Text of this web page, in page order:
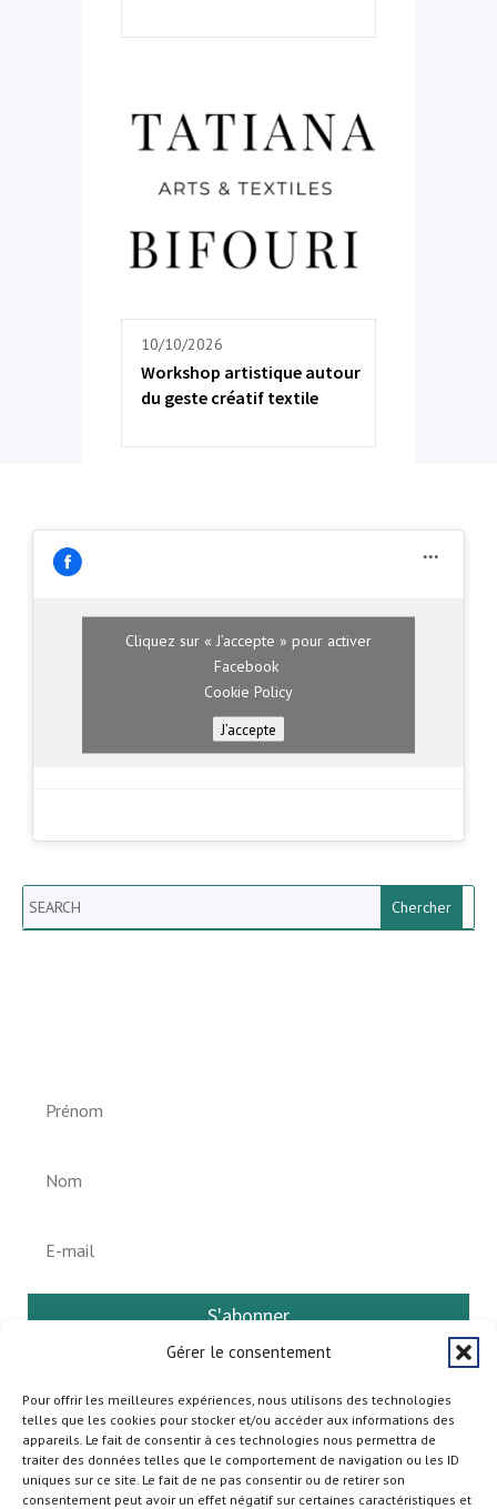
Gérer le consentement
Pour offrir les meilleures expériences, nous utilisons des technologies
telles que les cookies pour stocker et/ou accéder aux informations des
appareils. Le fait de consentir à ces technologies nous permettra de
traiter des données telles que le comportement de navigation ou les ID
uniques sur ce site. Le fait de ne pas consentir ou de retirer son
consentement peut avoir un effet négatif sur certaines caractéristiques et
10/10/2026
Workshop artistique autour
du geste créatif textile
Cliquez sur « J’accepte » pour activer
Facebook
Cookie Policy
J’accepte
Search
S'abonner